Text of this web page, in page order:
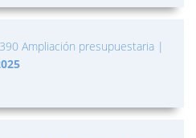
Ampliación presupuestaria |